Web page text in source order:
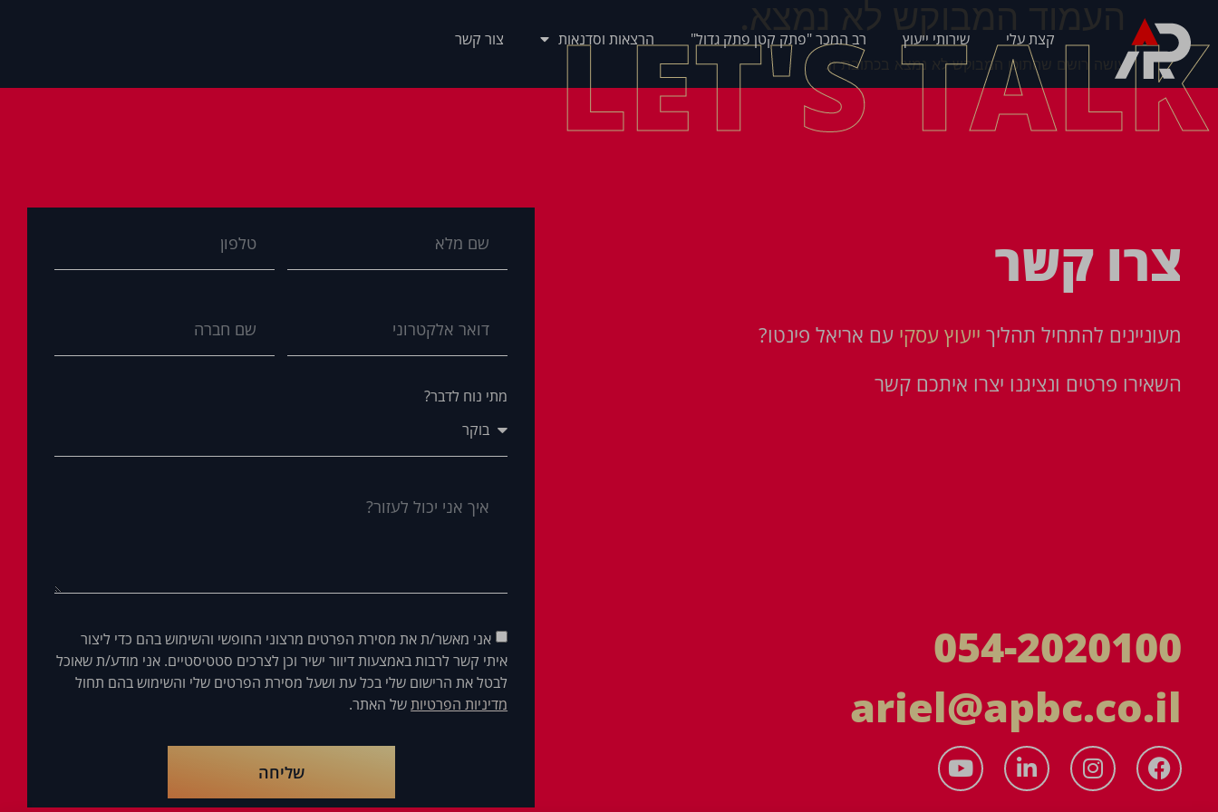
קצת עלי שירותי ייעוץ רב המכר "פתק קטן פתק גדול" הרצאות וסדנאות צור קשר
העמוד המבוקש לא נמצא.
עושה רושם שהתוכן המבוקש לא נמצא בכתובת זו.
LET'S TALK
צרו קשר
מעוניינים להתחיל תהליך ייעוץ עסקי עם אריאל פינטו?
השאירו פרטים ונציגנו יצרו איתכם קשר
054-2020100
ariel@apbc.co.il
מתי נוח לדבר?
אני מאשר/ת את מסירת הפרטים מרצוני החופשי והשימוש בהם כדי ליצור
איתי קשר לרבות באמצעות דיוור ישיר וכן לצרכים סטטיסטיים. אני מודע/ת שאוכל
לבטל את הרישום שלי בכל עת ושעל מסירת הפרטים שלי והשימוש בהם תחול
מדיניות הפרטיותשל האתר.
שליחה